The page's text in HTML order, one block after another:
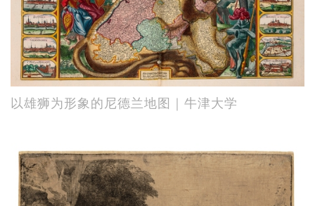
以雄狮为形象的尼德兰地图｜牛津大学